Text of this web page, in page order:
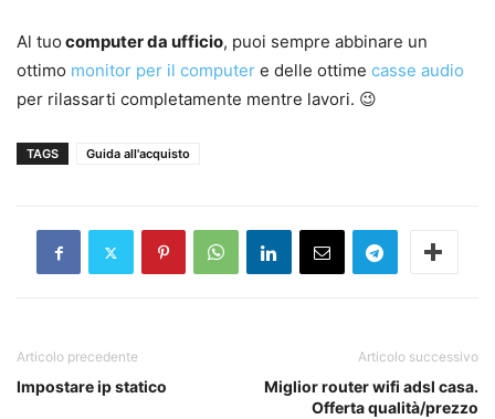
Al tuo computer da ufficio, puoi sempre abbinare un
ottimo monitor per il computer e delle ottime casse audio
per rilassarti completamente mentre lavori. 😉
TAGS Guida all'acquisto
Articolo precedente
Impostare ip statico
Articolo successivo
Miglior router wifi adsl casa.
Offerta qualità/prezzo